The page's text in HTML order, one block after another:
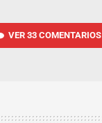
VER 33 COMENTARIOS